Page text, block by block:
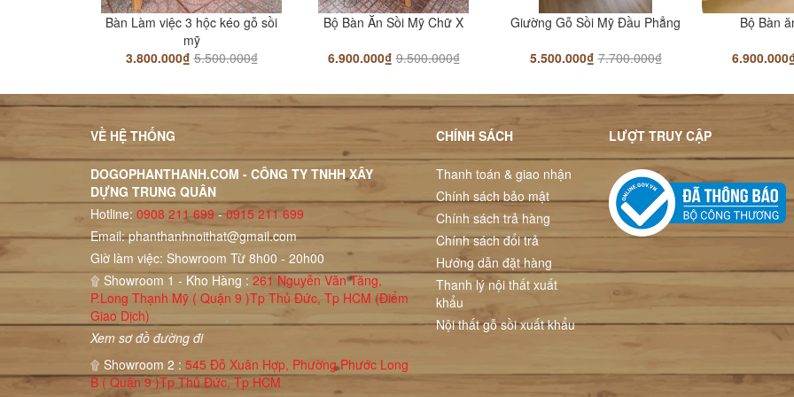
Bàn Làm việc 3 hộc kéo gỗ sồi
mỹ
3.800.000₫ 5.500.000₫
Bộ Bàn Ăn Sồi Mỹ Chữ X
6.900.000₫ 9.500.000₫
Giường Gỗ Sồi Mỹ Đầu Phẳng
5.500.000₫ 7.700.000₫
Bộ Bàn
VỀ HỆ THỐNG
DOGOPHANTHANH.COM - CÔNG TY TNHH XÂY
DỰNG TRUNG QUÂN
Hotline: 0908 211 699 -0915 211 699
Email:phanthanhnoithat@gmail.com
Giờ làm việc: Showroom Từ 8h00 - 20h00
۩ Showroom 1 - Kho Hàng : 261 Nguyễn Văn Tăng,
P.Long Thạnh Mỹ ( Quận 9 )Tp Thủ Đức, Tp HCM (Điểm
Giao Dịch)
Xem sơ đồ đường đi
۩ Showroom 2 : 545 Đỗ Xuân Hợp, Phường Phước Long
B ( Quận 9 )Tp Thủ Đức, Tp HCM
CHÍNH SÁCH
Thanh toán & giao nhận
Chính sách bảo mật
Chính sách trả hàng
Chính sách đổi trả
Hướng dẫn đặt hàng
Thanh lý nội thất xuất
khẩu
Nội thất gỗ sồi xuất khẩu
LƯỢT TRUY CẬP